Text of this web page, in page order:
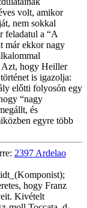
volt, amikor
nem sokkal
feladatul a “A
már ekkor nagy
Azt, hogy Heiller
is igazolja:
előtti folyosón egy
“nagy
és
egyre több
2397 Ardelao
hogy Franz
Kivételt